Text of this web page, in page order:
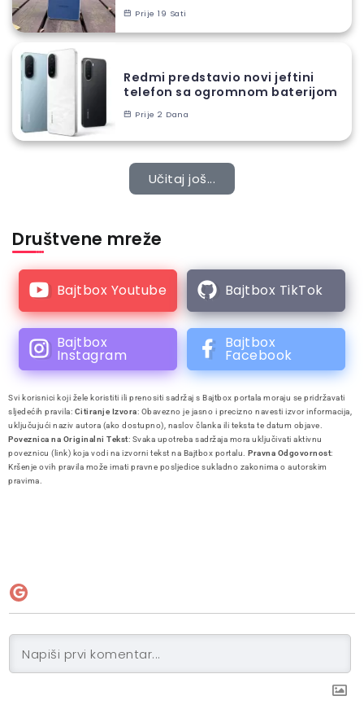
Prije 19 Sati
Redmi predstavio novi jeftini
telefon sa ogromnom baterijom
Prije 2 Dana
Učitaj još...
Društvene mreže
Bajtbox Youtube Bajtbox TikTok
Bajtbox
Instagram
Bajtbox
Facebook
Svi korisnici koji žele koristiti ili prenositi sadržaj s Bajtbox portala moraju se pridržavati
sljedećih pravila: Citiranje Izvora: Obavezno je jasno i precizno navesti izvor informacija,
uključujući naziv autora (ako dostupno), naslov članka ili teksta te datum objave.
Poveznica na Originalni Tekst: Svaka upotreba sadržaja mora uključivati aktivnu
poveznicu (link) koja vodi na izvorni tekst na Bajtbox portalu. Pravna Odgovornost:
Kršenje ovih pravila može imati pravne posljedice sukladno zakonima o autorskim
pravima.